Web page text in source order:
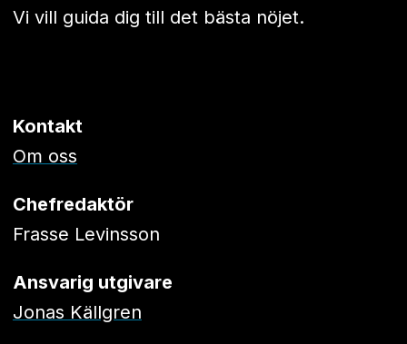
Vi vill guida dig till det bästa nöjet.
Kontakt
Om oss
Chefredaktör
Frasse Levinsson
Ansvarig utgivare
Jonas Källgren